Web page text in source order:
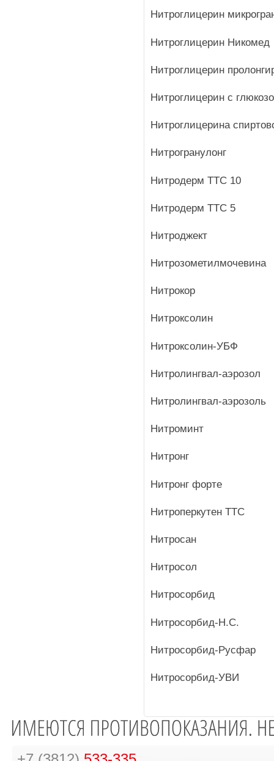
Нитроглицерин
Нитроглицерин Никомед
Нитроглицерин
Нитроглицерин с
Нитроглицерина
Нитрогранулонг
Нитродерм ТТС 10
Нитродерм ТТС 5
Нитроджект
Нитрозометилмочевина
Нитрокор
Нитроксолин
Нитроксолин-УБФ
Нитролингвал-аэрозол
Нитролингвал-аэрозоль
Нитроминт
Нитронг
Нитронг форте
Нитроперкутен ТТС
Нитросан
Нитросол
Нитросорбид
Нитросорбид-Н.С.
Нитросорбид-Русфар
Нитросорбид-УВИ